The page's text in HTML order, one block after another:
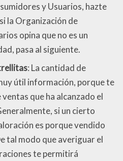
y Usuarios, hazte
la Organización de
opina que no es un
pasa al siguiente.
: La cantidad de
útil información, porque te
que ha alcanzado el
si un cierto
es porque vendido
tal modo que averiguar el
te permitirá